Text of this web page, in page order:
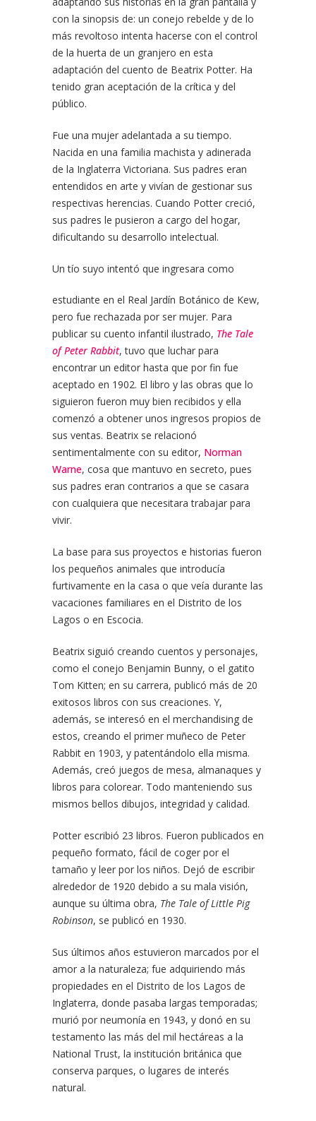
con la sinopsis de: un conejo rebelde y de lo
más revoltoso intenta hacerse con el control
de la huerta de un granjero en esta
adaptación del cuento de Beatrix Potter. Ha
tenido gran aceptación de la crítica y del
público.
Fue una mujer adelantada a su tiempo.
Nacida en una familia machista y adinerada
de la Inglaterra Victoriana. Sus padres eran
entendidos en arte y vivían de gestionar sus
respectivas herencias. Cuando Potter creció,
sus padres le pusieron a cargo del hogar,
dificultando su desarrollo intelectual.
Un tío suyo intentó que ingresara como
estudiante en el Real Jardín Botánico de Kew,
pero fue rechazada por ser mujer. Para
publicar su cuento infantil ilustrado, The Tale
of Peter Rabbit, tuvo que luchar para
encontrar un editor hasta que por fin fue
aceptado en 1902. El libro y las obras que lo
siguieron fueron muy bien recibidos y ella
comenzó a obtener unos ingresos propios de
sus ventas. Beatrix se relacionó
sentimentalmente con su editor, Norman
Warne, cosa que mantuvo en secreto, pues
sus padres eran contrarios a que se casara
con cualquiera que necesitara trabajar para
vivir.
La base para sus proyectos e historias fueron
los pequeños animales que introducía
furtivamente en la casa o que veía durante las
vacaciones familiares en el Distrito de los
Lagos o en Escocia.
Beatrix siguió creando cuentos y personajes,
como el conejo Benjamin Bunny, o el gatito
Tom Kitten; en su carrera, publicó más de 20
exitosos libros con sus creaciones. Y,
además, se interesó en el merchandising de
estos, creando el primer muñeco de Peter
Rabbit en 1903, y patentándolo ella misma.
Además, creó juegos de mesa, almanaques y
libros para colorear. Todo manteniendo sus
mismos bellos dibujos, integridad y calidad.
Potter escribió 23 libros. Fueron publicados en
pequeño formato, fácil de coger por el
tamaño y leer por los niños. Dejó de escribir
alrededor de 1920 debido a su mala visión,
aunque su última obra, The Tale of Little Pig
Robinson, se publicó en 1930.
Sus últimos años estuvieron marcados por el
amor a la naturaleza; fue adquiriendo más
propiedades en el Distrito de los Lagos de
Inglaterra, donde pasaba largas temporadas;
murió por neumonía en 1943, y donó en su
testamento las más del mil hectáreas a la
National Trust, la institución británica que
conserva parques, o lugares de interés
natural.